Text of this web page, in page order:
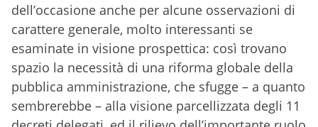
dell’occasione anche per alcune osservazioni di
carattere generale, molto interessanti se
esaminate in visione prospettica: così trovano
spazio la necessità di una riforma globale della
pubblica amministrazione, che sfugge – a quanto
sembrerebbe – alla visione parcellizzata degli 11